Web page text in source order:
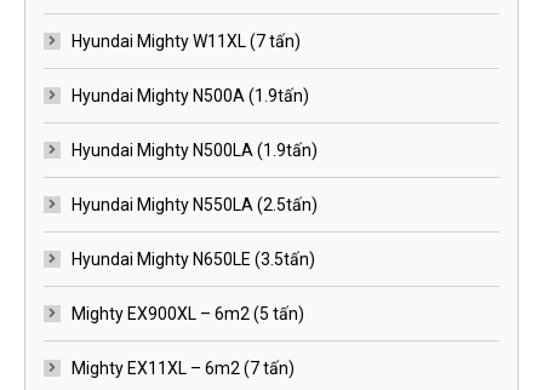
Hyundai Mighty W11XL (7 tấn)
Hyundai Mighty N500A (1.9tấn)
Hyundai Mighty N500LA (1.9tấn)
Hyundai Mighty N550LA (2.5tấn)
Hyundai Mighty N650LE (3.5tấn)
Mighty EX900XL – 6m2 (5 tấn)
Mighty EX11XL – 6m2 (7 tấn)